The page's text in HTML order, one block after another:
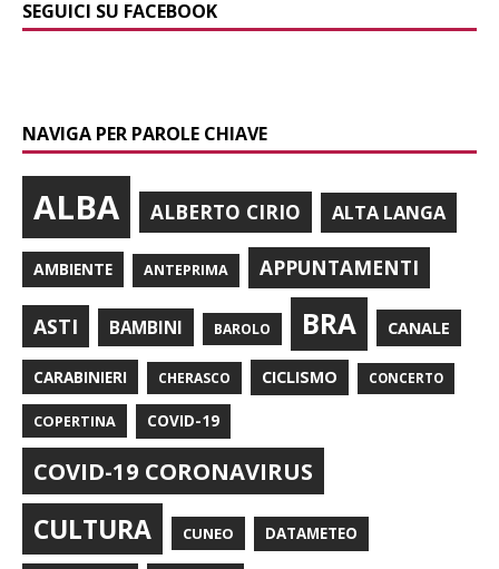
SEGUICI SU FACEBOOK
NAVIGA PER PAROLE CHIAVE
ALBA ALBERTO CIRIO ALTA LANGA
AMBIENTE ANTEPRIMA APPUNTAMENTI
ASTI BAMBINI BAROLO BRA CANALE
CARABINIERI CHERASCO CICLISMO CONCERTO
COPERTINA COVID-19
COVID-19 CORONAVIRUS
CULTURA CUNEO DATAMETEO